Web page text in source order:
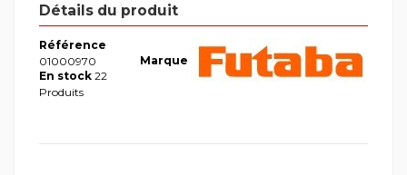
Détails du produit
Marque
Référence
01000970
En stock 22
Produits